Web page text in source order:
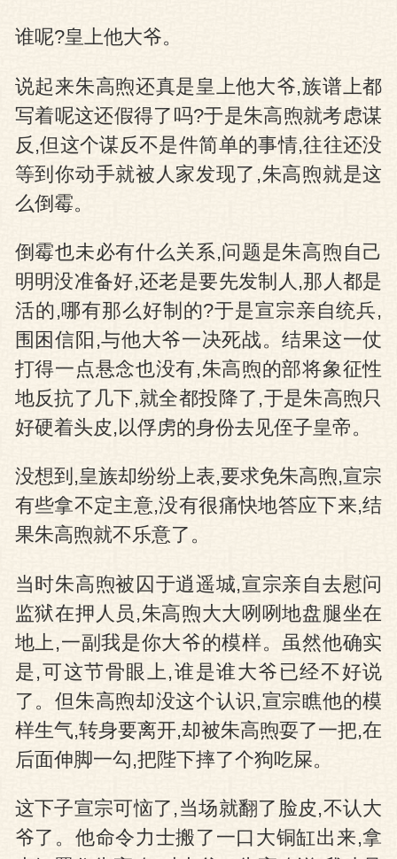
谁呢?皇上他大爷。
说起来朱高煦还真是皇上他大爷,族谱上都
写着呢这还假得了吗?于是朱高煦就考虑谋
反,但这个谋反不是件简单的事情,往往还没
等到你动手就被人家发现了,朱高煦就是这
么倒霉。
倒霉也未必有什么关系,问题是朱高煦自己
明明没准备好,还老是要先发制人,那人都是
活的,哪有那么好制的?于是宣宗亲自统兵,
围困信阳,与他大爷一决死战。结果这一仗
打得一点悬念也没有,朱高煦的部将象征性
地反抗了几下,就全都投降了,于是朱高煦只
好硬着头皮,以俘虏的身份去见侄子皇帝。
没想到,皇族却纷纷上表,要求免朱高煦,宣宗
有些拿不定主意,没有很痛快地答应下来,结
果朱高煦就不乐意了。
当时朱高煦被囚于逍遥城,宣宗亲自去慰问
监狱在押人员,朱高煦大大咧咧地盘腿坐在
地上,一副我是你大爷的模样。虽然他确实
是,可这节骨眼上,谁是谁大爷已经不好说
了。但朱高煦却没这个认识,宣宗瞧他的模
样生气,转身要离开,却被朱高煦耍了一把,在
后面伸脚一勾,把陛下摔了个狗吃屎。
这下子宣宗可恼了,当场就翻了脸皮,不认大
爷了。他命令力士搬了一口大铜缸出来,拿